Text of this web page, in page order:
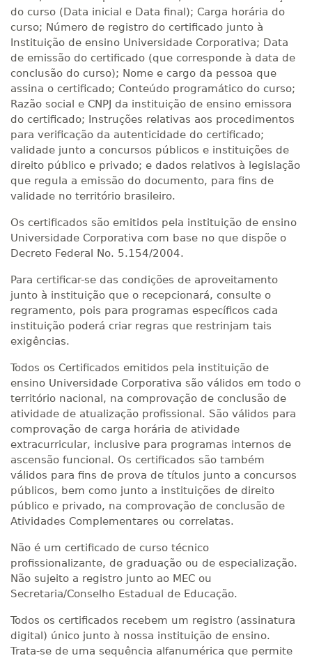
do curso (Data inicial e Data final); Carga horária do
curso; Número de registro do certificado junto à
Instituição de ensino Universidade Corporativa; Data
de emissão do certificado (que corresponde à data de
conclusão do curso); Nome e cargo da pessoa que
assina o certificado; Conteúdo programático do curso;
Razão social e CNPJ da instituição de ensino emissora
do certificado; Instruções relativas aos procedimentos
para verificação da autenticidade do certificado;
validade junto a concursos públicos e instituições de
direito público e privado; e dados relativos à legislação
que regula a emissão do documento, para fins de
validade no território brasileiro.
Os certificados são emitidos pela instituição de ensino
Universidade Corporativa com base no que dispõe o
Decreto Federal No. 5.154/2004.
Para certificar-se das condições de aproveitamento
junto à instituição que o recepcionará, consulte o
regramento, pois para programas específicos cada
instituição poderá criar regras que restrinjam tais
exigências.
Todos os Certificados emitidos pela instituição de
ensino Universidade Corporativa são válidos em todo o
território nacional, na comprovação de conclusão de
atividade de atualização profissional. São válidos para
comprovação de carga horária de atividade
extracurricular, inclusive para programas internos de
ascensão funcional. Os certificados são também
válidos para fins de prova de títulos junto a concursos
públicos, bem como junto a instituições de direito
público e privado, na comprovação de conclusão de
Atividades Complementares ou correlatas.
Não é um certificado de curso técnico
profissionalizante, de graduação ou de especialização.
Não sujeito a registro junto ao MEC ou
Secretaria/Conselho Estadual de Educação.
Todos os certificados recebem um registro (assinatura
digital) único junto à nossa instituição de ensino.
Trata-se de uma sequência alfanumérica que permite